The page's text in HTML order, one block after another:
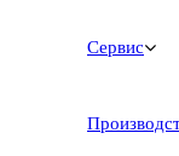
Сервис